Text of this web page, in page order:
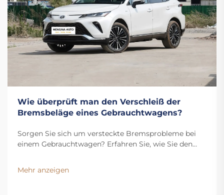
Wie überprüft man den Verschleiß der
Bremsbeläge eines Gebrauchtwagens?
Sorgen Sie sich um versteckte Bremsprobleme bei
einem Gebrauchtwagen? Erfahren Sie, wie Sie den
Flüssigkeitsstand kontrollieren und Warnsignale
erkennen. Holen Sie sich jetzt unseren kostenlosen
Mehr anzeigen